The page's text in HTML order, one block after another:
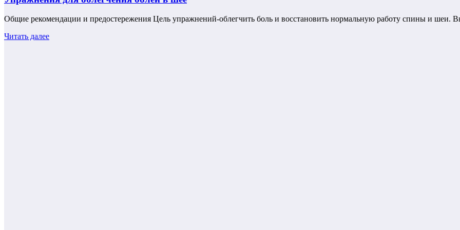
Общие рекомендации и предостережения Цель упражнений-облегчить боль и восстановить нормальную работу спины и шеи.
Читать далее